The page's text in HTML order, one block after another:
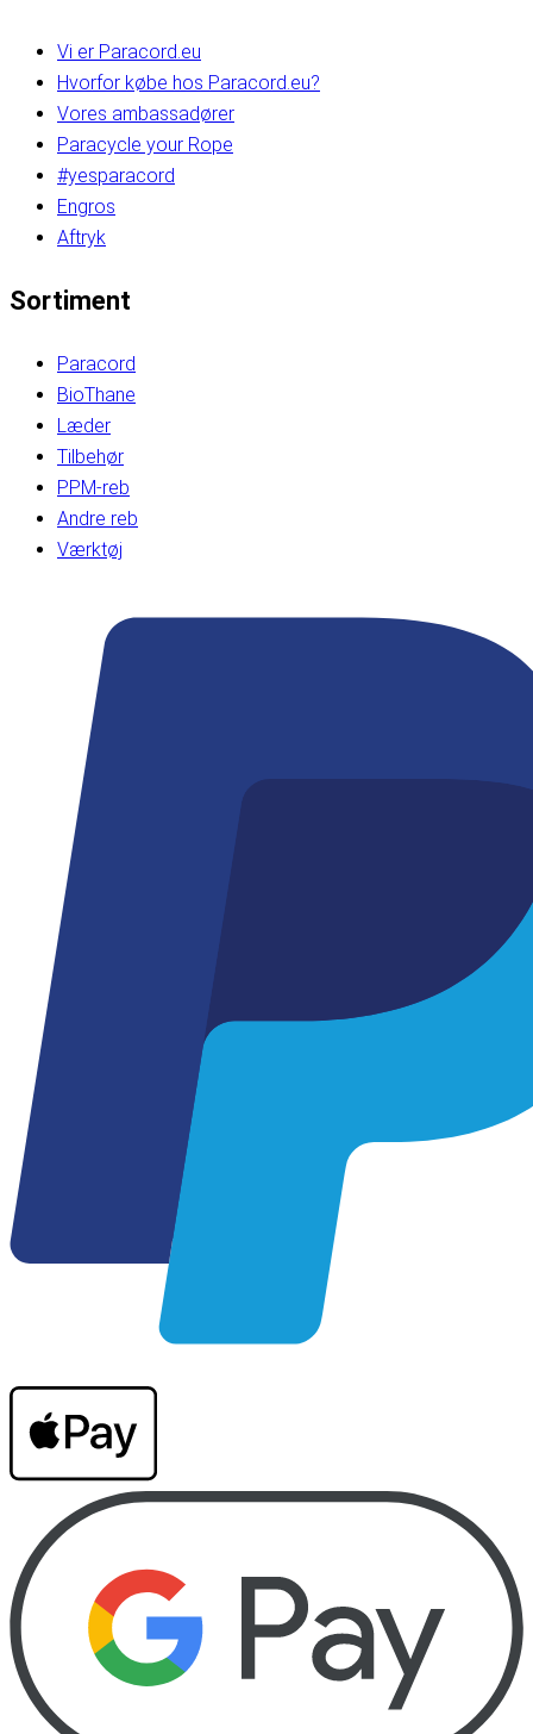
Vi er Paracord.eu
Hvorfor købe hos Paracord.eu?
Vores ambassadører
Paracycle your Rope
#yesparacord
Engros
Aftryk
Sortiment
Paracord
BioThane
Læder
Tilbehør
PPM-reb
Andre reb
Værktøj